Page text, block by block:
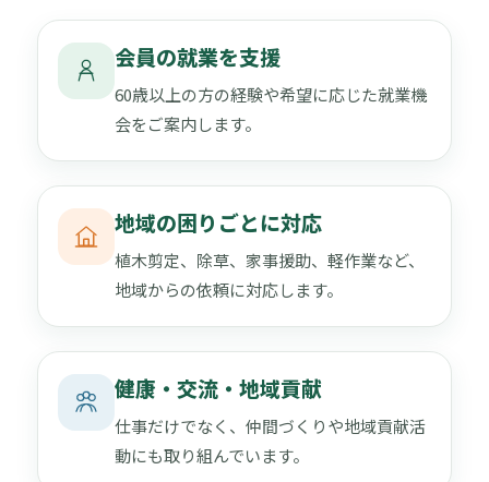
会員の就業を支援
60歳以上の方の経験や希望に応じた就業機
会をご案内します。
地域の困りごとに対応
植木剪定、除草、家事援助、軽作業など、
地域からの依頼に対応します。
健康・交流・地域貢献
仕事だけでなく、仲間づくりや地域貢献活
動にも取り組んでいます。